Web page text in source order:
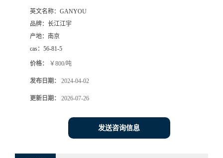
英文名称： GANYOU
品牌： 长江江宇
产地： 南京
cas： 56-81-5
价格： ￥800/吨
发布日期： 2024-04-02
更新日期： 2026-07-26
发送咨询信息